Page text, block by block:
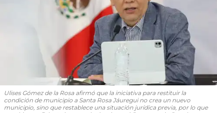
Ulises Gómez de la Rosa afirmó que la iniciativa para restituir la
condición de municipio a Santa Rosa Jáuregui no crea un nuevo
municipio, sino que restablece una situación jurídica previa, por lo que